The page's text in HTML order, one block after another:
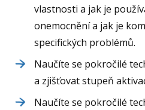
vlastnosti a jak je
onemocnění a jak je
specifických problémů.
Naučíte se pokročilé
a zjišťovat stupeň
Naučíte se pokročilé